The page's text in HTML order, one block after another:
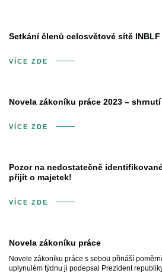
Setkání členů celosvětové sítě
VÍCE ZDE
Novela zákoníku práce 2023 – shrnutí
VÍCE ZDE
Pozor na nedostatečně
přijít o majetek!
VÍCE ZDE
Novela zákoníku práce
Novele zákoníku práce s sebou přináší
uplynulém týdnu ji podepsal Prezident